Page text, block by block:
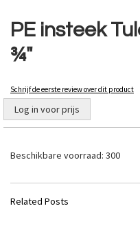
PE insteek
¾"
Schrijf de eerste review over dit product
Log in voor prijs
Beschikbare voorraad: 300
naar
het
begin
van
afbeeldingen-
gallerij
Related Posts